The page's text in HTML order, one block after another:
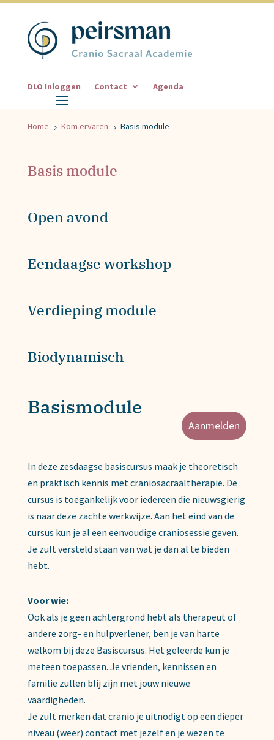
DLO Inloggen Contact Agenda
Home 5 Kom ervaren 5 Basis module
Basis module
Open avond
Eendaagse workshop
Verdieping module
Biodynamisch
Basismodule
Aanmelden
In deze zesdaagse basiscursus maak je theoretisch
en praktisch kennis met craniosacraaltherapie. De
cursus is toegankelijk voor iedereen die nieuwsgierig
is naar deze zachte werkwijze. Aan het eind van de
cursus kun je al een eenvoudige craniosessie geven.
Je zult versteld staan van wat je dan al te bieden
hebt.
Voor wie:
Ook als je geen achtergrond hebt als therapeut of
andere zorg- en hulpverlener, ben je van harte
welkom bij deze Basiscursus. Het geleerde kun je
meteen toepassen. Je vrienden, kennissen en
familie zullen blij zijn met jouw nieuwe
vaardigheden.
Je zult merken dat cranio je uitnodigt op een dieper
niveau (weer) contact met jezelf en je wezen te